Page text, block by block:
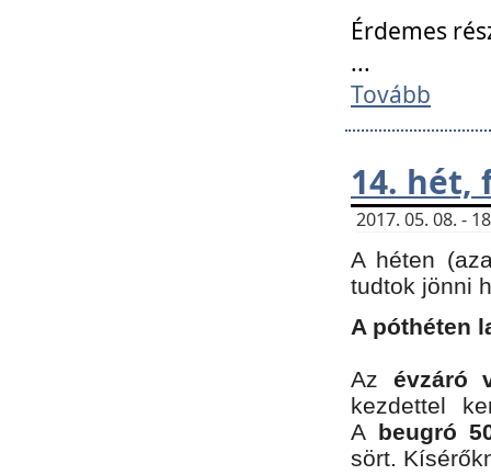
Érdemes
...
Tovább
14. hét,
2017. 05. 08. -
A héten
tudtok jönni
A póthéten
Az évzáró
kezdettel
A beugró
sört.